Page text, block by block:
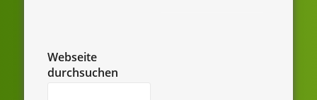
Webseite
durchsuchen